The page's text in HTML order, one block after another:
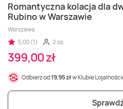
Romantyczna kolacja dla
Rubino w Warszawie
Warszawa
5,00 (1)
2 os.
399,00 zł
Odbierz od19,95 złw Klubie